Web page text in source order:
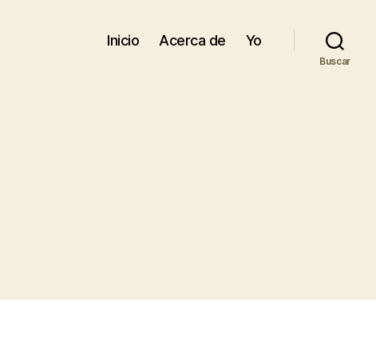
Inicio Acerca de Yo
Buscar